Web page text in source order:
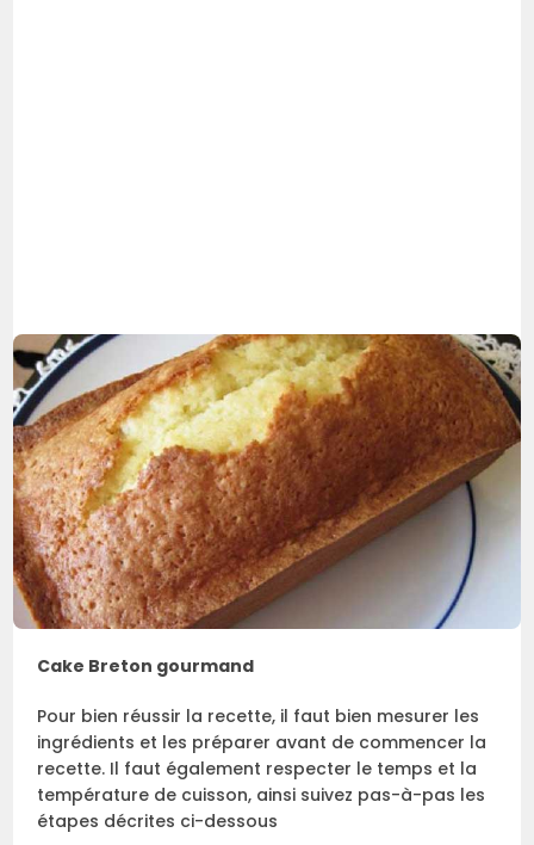
Cake Breton gourmand
Pour bien réussir la recette, il faut bien mesurer les
ingrédients et les préparer avant de commencer la
recette. Il faut également respecter le temps et la
température de cuisson, ainsi suivez pas-à-pas les
étapes décrites ci-dessous